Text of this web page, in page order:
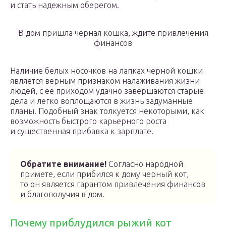
и стать надежным оберегом.
В дом пришла черная кошка, ждите привлечения
финансов
Наличие белых носочков на лапках черной кошки
является верным признаком налаживания жизни
людей, с ее приходом удачно завершаются старые
дела и легко воплощаются в жизнь задуманные
планы. Подобный знак толкуется некоторыми, как
возможность быстрого карьерного роста
и существенная прибавка к зарплате.
Обратите внимание! Согласно народной
примете, если прибился к дому черный кот,
то он является гарантом привлечения финансов
и благополучия в дом.
Почему приблудился рыжий кот